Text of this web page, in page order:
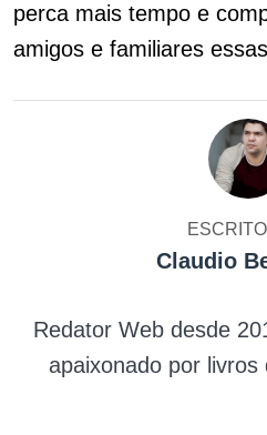
perca mais tempo e
amigos e familiares
Claudio
Redator Web desde
apaixonado por livros